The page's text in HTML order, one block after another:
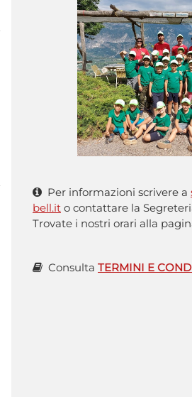
Per informazioni scrivere a
bell.it o contattare la
Trovate i nostri orari alla
Consulta TERMINI E